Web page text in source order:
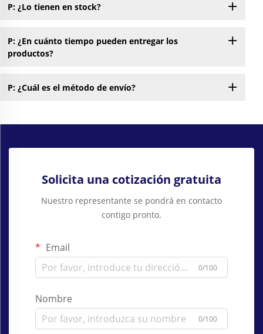
P: ¿Lo tienen en stock?
P: ¿En cuánto tiempo pueden entregar los
productos?
P: ¿Cuál es el método de envío?
Solicita una cotización gratuita
Nuestro representante se pondrá en contacto
contigo pronto.
Email
0/100
Nombre
0/100